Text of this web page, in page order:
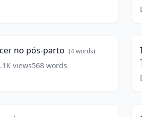
no pós-parto (4words)
views568 words